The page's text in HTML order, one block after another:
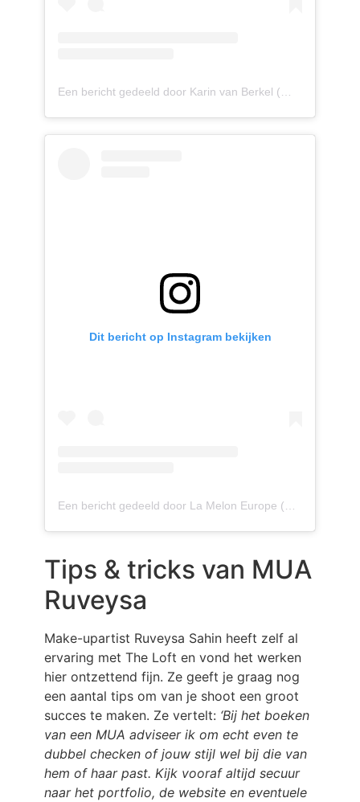
Dit bericht op Instagram bekijken
Tips & tricks van MUA
Ruveysa
Make-upartist Ruveysa Sahin heeft zelf al
ervaring met The Loft en vond het werken
hier ontzettend fijn. Ze geeft je graag nog
een aantal tips om van je shoot een groot
succes te maken. Ze vertelt: ‘Bij het boeken
van een MUA adviseer ik om echt even te
dubbel checken of jouw stijl wel bij die van
hem of haar past. Kijk vooraf altijd secuur
naar het portfolio, de website en eventuele